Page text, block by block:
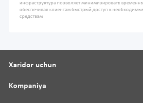
инфраструктура позволяет минимизировать
обеспечивая клиентам быстрый доступ к
средствам
Xaridor uchun
Kompaniya